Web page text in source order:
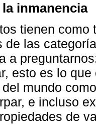
inmanencia
tienen
de las
a
esto es lo
mundo
e incluso
de